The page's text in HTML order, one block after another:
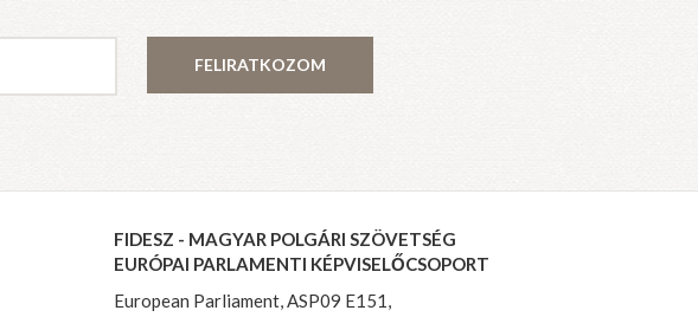
FELIRATKOZOM
FIDESZ - MAGYAR POLGÁRI SZÖVETSÉG
EURÓPAI PARLAMENTI KÉPVISELŐCSOPORT
European Parliament, ASP09 E151,